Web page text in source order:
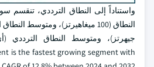
واستناداً إلى النطاق الترددي، تنقسم
is the fastest growing segment with